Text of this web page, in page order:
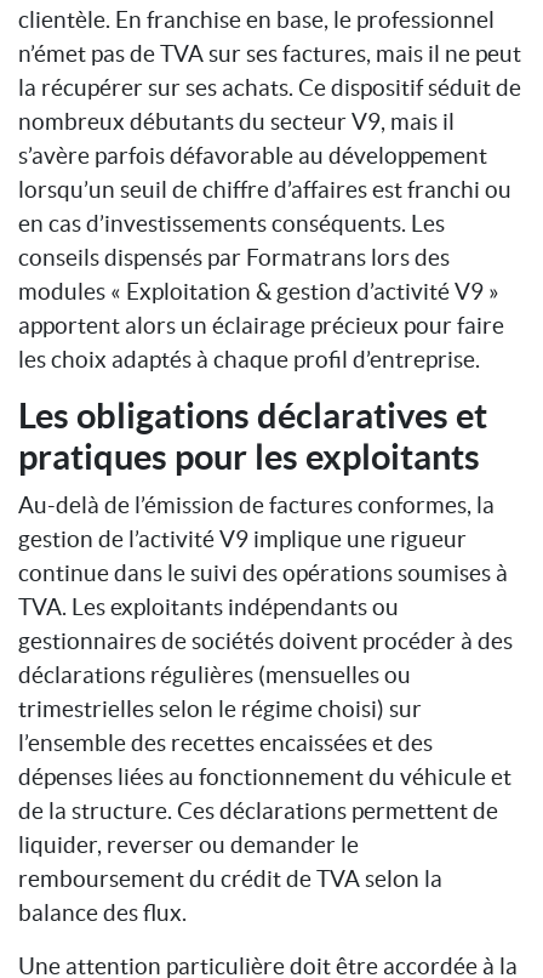
clientèle. En franchise en base, le professionnel
n’émet pas de TVA sur ses factures, mais il ne peut
la récupérer sur ses achats. Ce dispositif séduit de
nombreux débutants du secteur V9, mais il
s’avère parfois défavorable au développement
lorsqu’un seuil de chiffre d’affaires est franchi ou
en cas d’investissements conséquents. Les
conseils dispensés par Formatrans lors des
modules « Exploitation & gestion d’activité V9 »
apportent alors un éclairage précieux pour faire
les choix adaptés à chaque profil d’entreprise.
Les obligations déclaratives et
pratiques pour les exploitants
Au-delà de l’émission de factures conformes, la
gestion de l’activité V9 implique une rigueur
continue dans le suivi des opérations soumises à
TVA. Les exploitants indépendants ou
gestionnaires de sociétés doivent procéder à des
déclarations régulières (mensuelles ou
trimestrielles selon le régime choisi) sur
l’ensemble des recettes encaissées et des
dépenses liées au fonctionnement du véhicule et
de la structure. Ces déclarations permettent de
liquider, reverser ou demander le
remboursement du crédit de TVA selon la
balance des flux.
Une attention particulière doit être accordée à la